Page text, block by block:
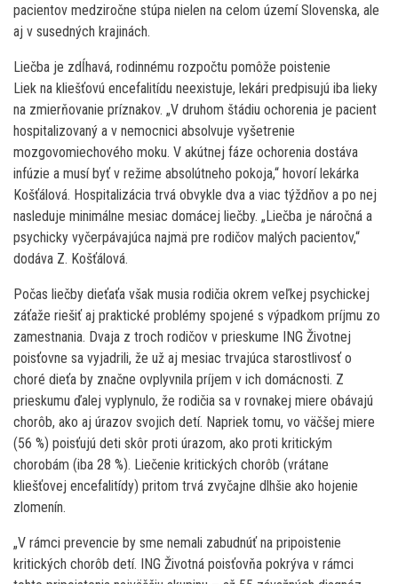
pacientov medziročne stúpa nielen na celom území Slovenska, ale
aj v susedných krajinách.
Liečba je zdĺhavá, rodinnému rozpočtu pomôže poistenie
Liek na kliešťovú encefalitídu neexistuje, lekári predpisujú iba lieky
na zmierňovanie príznakov. „V druhom štádiu ochorenia je pacient
hospitalizovaný a v nemocnici absolvuje vyšetrenie
mozgovomiechového moku. V akútnej fáze ochorenia dostáva
infúzie a musí byť v režime absolútneho pokoja,“ hovorí lekárka
Košťálová. Hospitalizácia trvá obvykle dva a viac týždňov a po nej
nasleduje minimálne mesiac domácej liečby. „Liečba je náročná a
psychicky vyčerpávajúca najmä pre rodičov malých pacientov,“
dodáva Z. Košťálová.
Počas liečby dieťaťa však musia rodičia okrem veľkej psychickej
záťaže riešiť aj praktické problémy spojené s výpadkom príjmu zo
zamestnania. Dvaja z troch rodičov v prieskume ING Životnej
poisťovne sa vyjadrili, že už aj mesiac trvajúca starostlivosť o
choré dieťa by značne ovplyvnila príjem v ich domácnosti. Z
prieskumu ďalej vyplynulo, že rodičia sa v rovnakej miere obávajú
chorôb, ako aj úrazov svojich detí. Napriek tomu, vo väčšej miere
(56 %) poisťujú deti skôr proti úrazom, ako proti kritickým
chorobám (iba 28 %). Liečenie kritických chorôb (vrátane
kliešťovej encefalitídy) pritom trvá zvyčajne dlhšie ako hojenie
zlomenín.
„V rámci prevencie by sme nemali zabudnúť na pripoistenie
kritických chorôb detí. ING Životná poisťovňa pokrýva v rámci